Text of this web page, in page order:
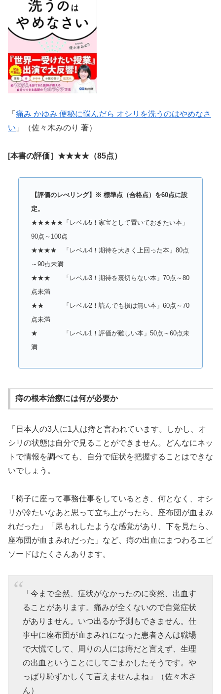
「 痛み かゆみ 便秘に悩んだら オシリを洗うのはやめなさ
い 」（佐々木みのり 著）
[本書の評価］★★★★（85点）
【評価のレべリング】※ 標準点（合格点）を60点に設
定。
★★★★★「レベル5！家宝として置いておきたい本」
90点～100点
★★★★ 「レベル4！期待を大きく上回った本」80点
～90点未満
★★★ 「レベル3！期待を裏切らない本」70点～80
点未満
★★ 「レベル2！読んでも損は無い本」60点～70
点未満
★ 「レベル1！評価が難しい本」50点～60点未
満
痔の根本治療には何が必要か
「日本人の3人に1人は痔と言われています。しかし、オ
シリの状態は自分で見ることができません。どんなにネッ
トで情報を調べても、自分で症状を把握することはできな
いでしょう。
「椅子に座って事務仕事をしているとき、何となく、オシ
リが冷たいなあと思って立ち上がったら、座布団が血まみ
れだった」「尿もれしたような感覚があり、下を見たら、
座布団が血まみれだった」など、痔の出血にまつわるエピ
ソードはたくさんあります。
「今まで全然、症状がなかったのに突然、出血す
ることがあります。痛みが全くないので自覚症状
がありません。いつ出るか予測もできません。仕
事中に座布団が血まみれになった患者さんは職場
で大慌てして、周りの人には痔だと言えず、生理
の出血ということにしてごまかしたそうです。や
っぱり恥ずかしくて言えませんよね」（佐々木さ
ん）